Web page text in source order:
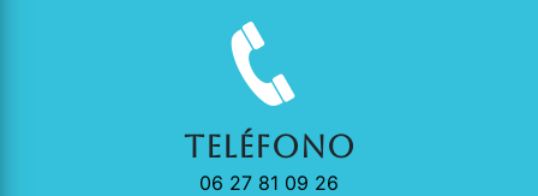
Teléfono
06 27 81 09 26